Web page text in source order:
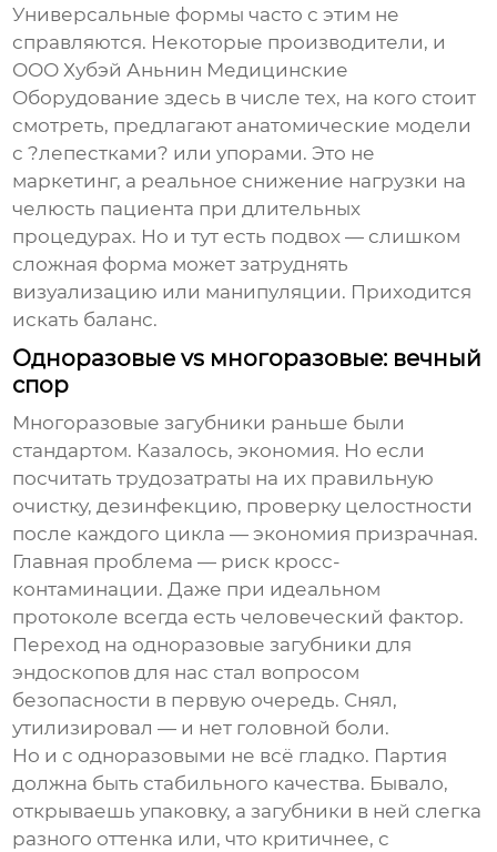
Универсальные формы часто с этим не
справляются. Некоторые производители, и
ООО Хубэй Аньнин Медицинские
Оборудование здесь в числе тех, на кого стоит
смотреть, предлагают анатомические модели
с ?лепестками? или упорами. Это не
маркетинг, а реальное снижение нагрузки на
челюсть пациента при длительных
процедурах. Но и тут есть подвох — слишком
сложная форма может затруднять
визуализацию или манипуляции. Приходится
искать баланс.
Одноразовые vs многоразовые: вечный
спор
Многоразовые загубники раньше были
стандартом. Казалось, экономия. Но если
посчитать трудозатраты на их правильную
очистку, дезинфекцию, проверку целостности
после каждого цикла — экономия призрачная.
Главная проблема — риск кросс-
контаминации. Даже при идеальном
протоколе всегда есть человеческий фактор.
Переход на одноразовыезагубники для
эндоскопов для нас стал вопросом
безопасности в первую очередь. Снял,
утилизировал — и нет головной боли.
Но и с одноразовыми не всё гладко. Партия
должна быть стабильного качества. Бывало,
открываешь упаковку, а загубники в ней слегка
разного оттенка или, что критичнее, с